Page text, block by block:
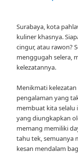
Surabaya, kota
kuliner khasnya.
cingur, atau rawon?
menggugah selera,
kelezatannya.
Menikmati
pengalaman yang
membuat kita selalu
yang diungkapkan
memang memiliki
tahu tek, semuanya
kesan mendalam